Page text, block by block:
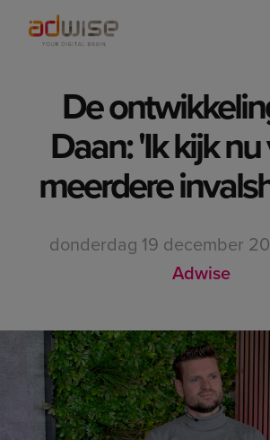
De
Daan: 'Ik kijk
meerdere
donderdag 19 december
Adwise